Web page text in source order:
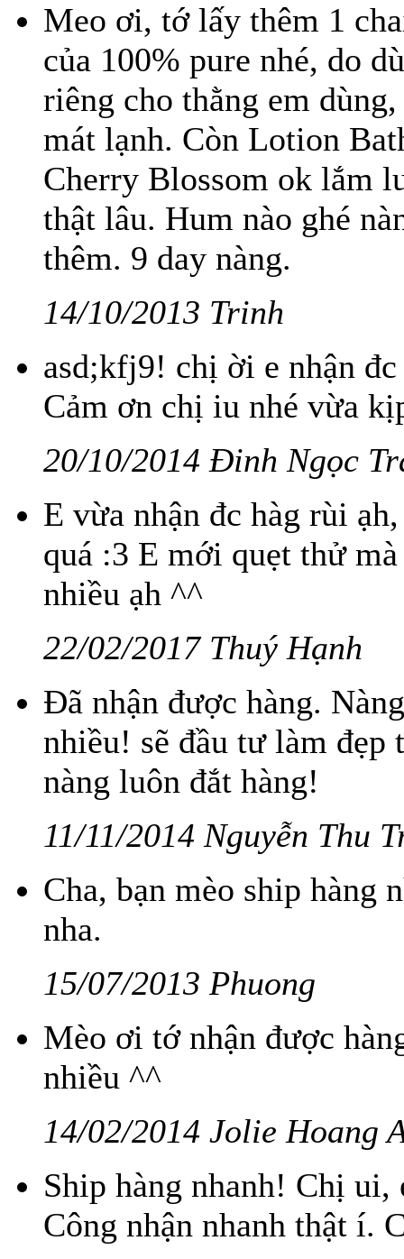
Meo ơi, tớ lấy thêm 1
của 100% pure nhé, do
riêng cho thằng em
mát lạnh. Còn Lotion
Cherry Blossom ok lắm
thật lâu. Hum nào ghé
thêm. 9 day nàng.
14/10/2013 Trinh
asd;kfj9! chị ời e nhận
Cảm ơn chị iu nhé vừa
20/10/2014 Đinh Ngọc
E vừa nhận đc hàg rùi
quá :3 E mới quẹt thử
nhiều ạh ^^
22/02/2017 Thuý Hạnh
Đã nhận được hàng.
nhiều! sẽ đầu tư làm đẹp
nàng luôn đắt hàng!
11/11/2014 Nguyễn Thu
Cha, bạn mèo ship hàng
nha.
15/07/2013 Phuong
Mèo ơi tớ nhận được
nhiều ^^
14/02/2014 Jolie Hoang
Ship hàng nhanh! Chị
Công nhận nhanh thật í.